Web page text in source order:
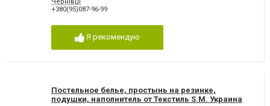
Чернівці
+380(95)087-96-99
Я рекомендую
Постельное белье, простынь на резинке,
подушки, наполнитель от Текстиль S.M. Украина